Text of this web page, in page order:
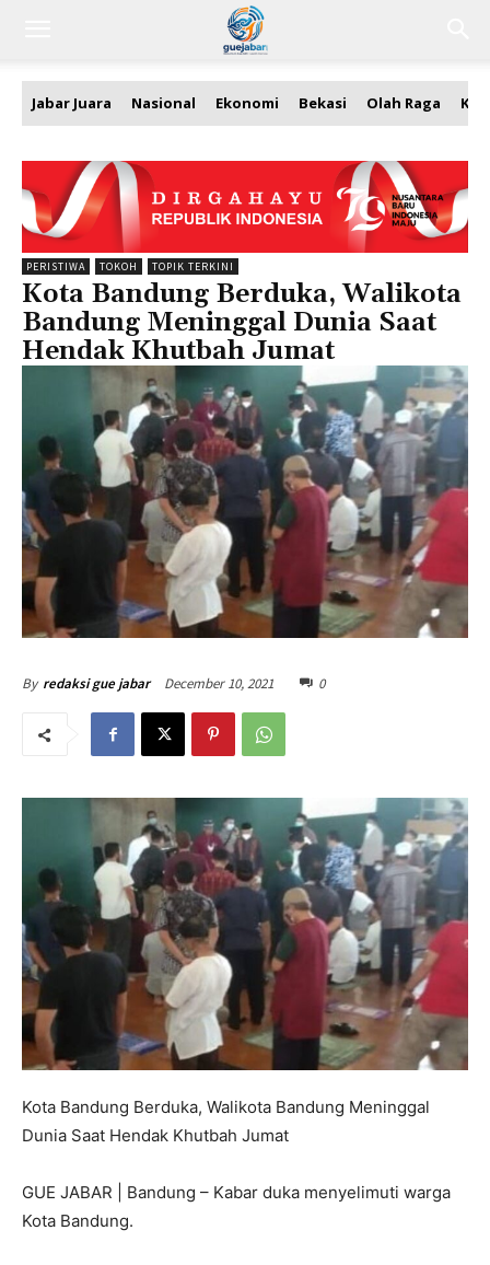
Jabar Juara Nasional Ekonomi Bekasi Olah Raga
PERISTIWA TOKOH TOPIK TERKINI
Kota Bandung Berduka, Walikota
Bandung Meninggal Dunia Saat
Hendak Khutbah Jumat
By redaksi gue jabar December 10, 2021 0
Kota Bandung Berduka, Walikota Bandung Meninggal
Dunia Saat Hendak Khutbah Jumat
GUE JABAR | Bandung – Kabar duka menyelimuti warga
Kota Bandung.